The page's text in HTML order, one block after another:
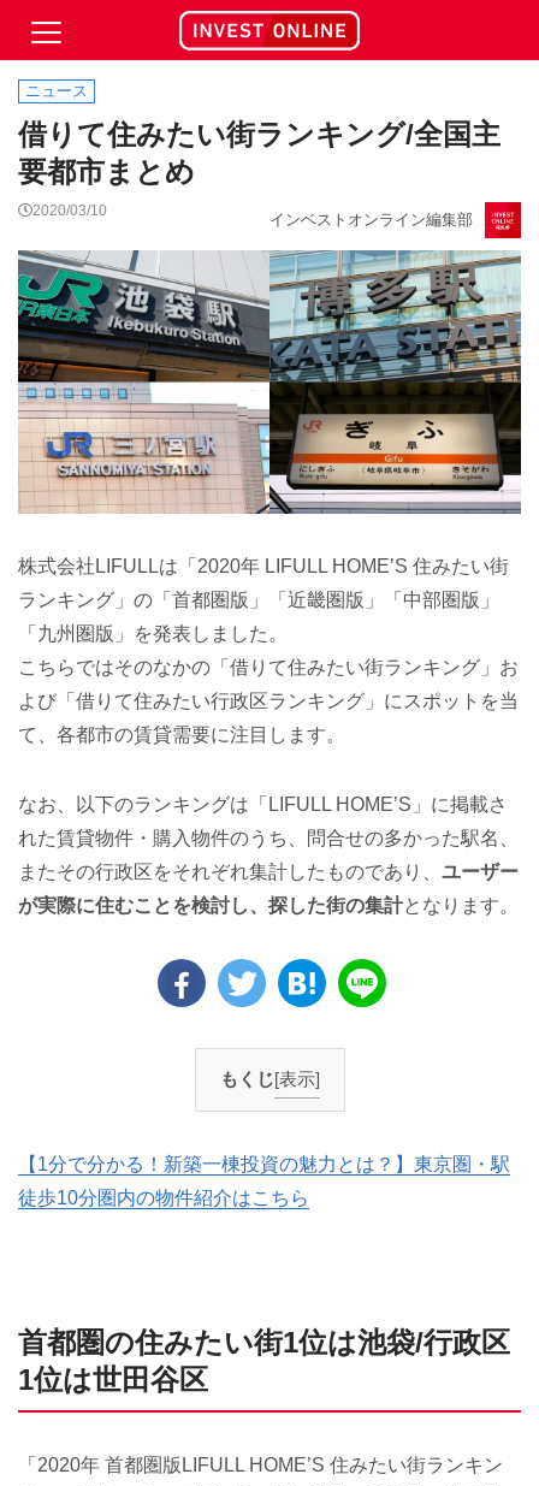
ニュース
借りて住みたい街ランキング/全国主
要都市まとめ
2020/03/10 インベストオンライン編集部
株式会社LIFULLは「2020年 LIFULL HOME’S 住みたい街
ランキング」の「首都圏版」「近畿圏版」「中部圏版」
「九州圏版」を発表しました。
こちらではそのなかの「借りて住みたい街ランキング」お
よび「借りて住みたい行政区ランキング」にスポットを当
て、各都市の賃貸需要に注目します。
なお、以下のランキングは「LIFULL HOME’S」に掲載さ
れた賃貸物件・購入物件のうち、問合せの多かった駅名、
またその行政区をそれぞれ集計したものであり、 ユーザー
が実際に住むことを検討し、探した街の集計となります。
もくじ[表示]
【1分で分かる！新築一棟投資の魅力とは？】東京圏・駅
徒歩10分圏内の物件紹介はこちら
首都圏の住みたい街1位は池袋/行政区
1位は世田谷区
「2020年 首都圏版LIFULL HOME’S 住みたい街ランキン